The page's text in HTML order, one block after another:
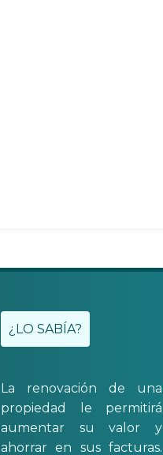
¿LO SABÍA?
La renovación de una
propiedad le permitirá
aumentar su valor y
ahorrar en sus facturas.